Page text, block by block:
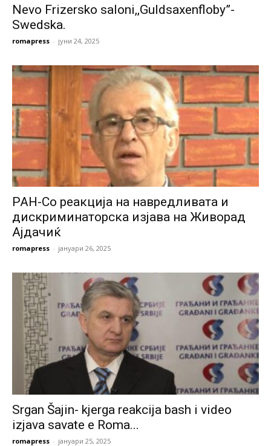
Nevo Frizersko saloni,,Guldsaxenfloby”-
Swedska.
romapress - јуни 24, 2025
РАН-Со реакција на навредливата и
дискриминаторска изјава на Живорад
Ајдачиќ
romapress - јануари 26, 2025
Srgan Šajin- kjerga reakcija bash i video
izjava savate e Roma...
romapress - јануари 25, 2025